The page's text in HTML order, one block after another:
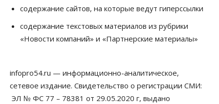
Общество
повысить свою пенсию
07 Августа 2026, 11:30
школах Новосибирской области введут
инициативное бюджетирование
07 Августа 2026, 11:00
содержание сайтов, на которые ведут гиперссылки
содержание текстовых материалов из рубрики
«Новости компаний» и «Партнерские материалы»
infopro54.ru — информационно-аналитическое,
сетевое издание. Свидетельство о регистрации СМИ:
ЭЛ № ФС 77 – 78381 от 29.05.2020 г, выдано